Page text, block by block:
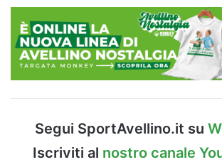
Segui SportAvellino.it su
Iscriviti al nostro canale